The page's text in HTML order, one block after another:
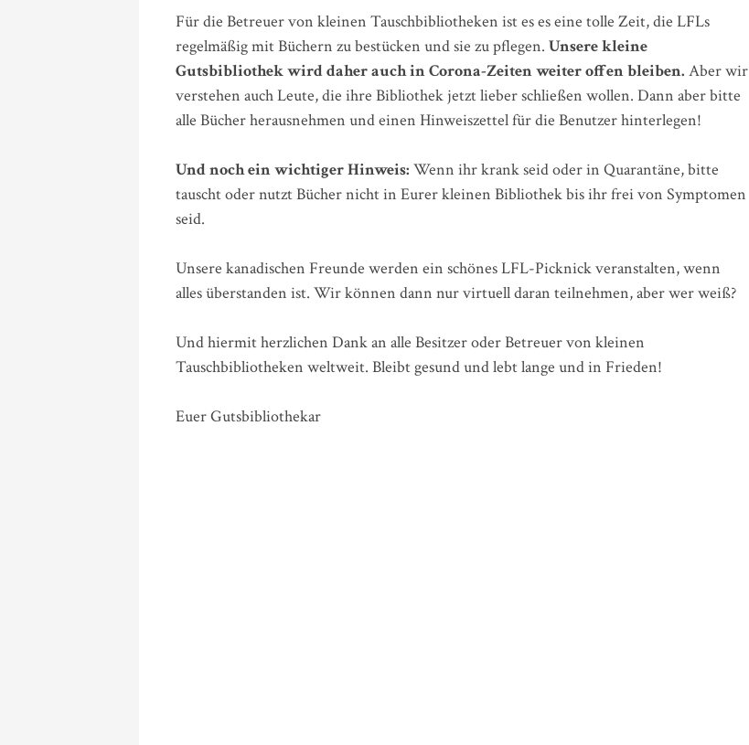
Für die Betreuer von kleinen Tauschbibliotheken ist es es eine tolle Zeit, die LFLs
regelmäßig mit Büchern zu bestücken und sie zu pflegen. Unsere kleine
Gutsbibliothek wird daher auch in Corona-Zeiten weiter offen bleiben. Aber wir
verstehen auch Leute, die ihre Bibliothek jetzt lieber schließen wollen. Dann aber bitte
alle Bücher herausnehmen und einen Hinweiszettel für die Benutzer hinterlegen!
Und noch ein wichtiger Hinweis: Wenn ihr krank seid oder in Quarantäne, bitte
tauscht oder nutzt Bücher nicht in Eurer kleinen Bibliothek bis ihr frei von Symptomen
seid.
Unsere kanadischen Freunde werden ein schönes LFL-Picknick veranstalten, wenn
alles überstanden ist. Wir können dann nur virtuell daran teilnehmen, aber wer weiß?
Und hiermit herzlichen Dank an alle Besitzer oder Betreuer von kleinen
Tauschbibliotheken weltweit. Bleibt gesund und lebt lange und in Frieden!
Euer Gutsbibliothekar